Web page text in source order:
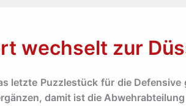
wechselt zur
letzte Puzzlestück für die
damit ist die